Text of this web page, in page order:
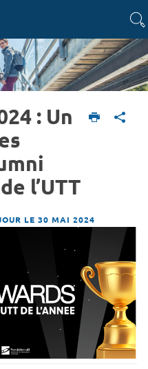
: Un
l’UTT
LE 30 MAI 2024